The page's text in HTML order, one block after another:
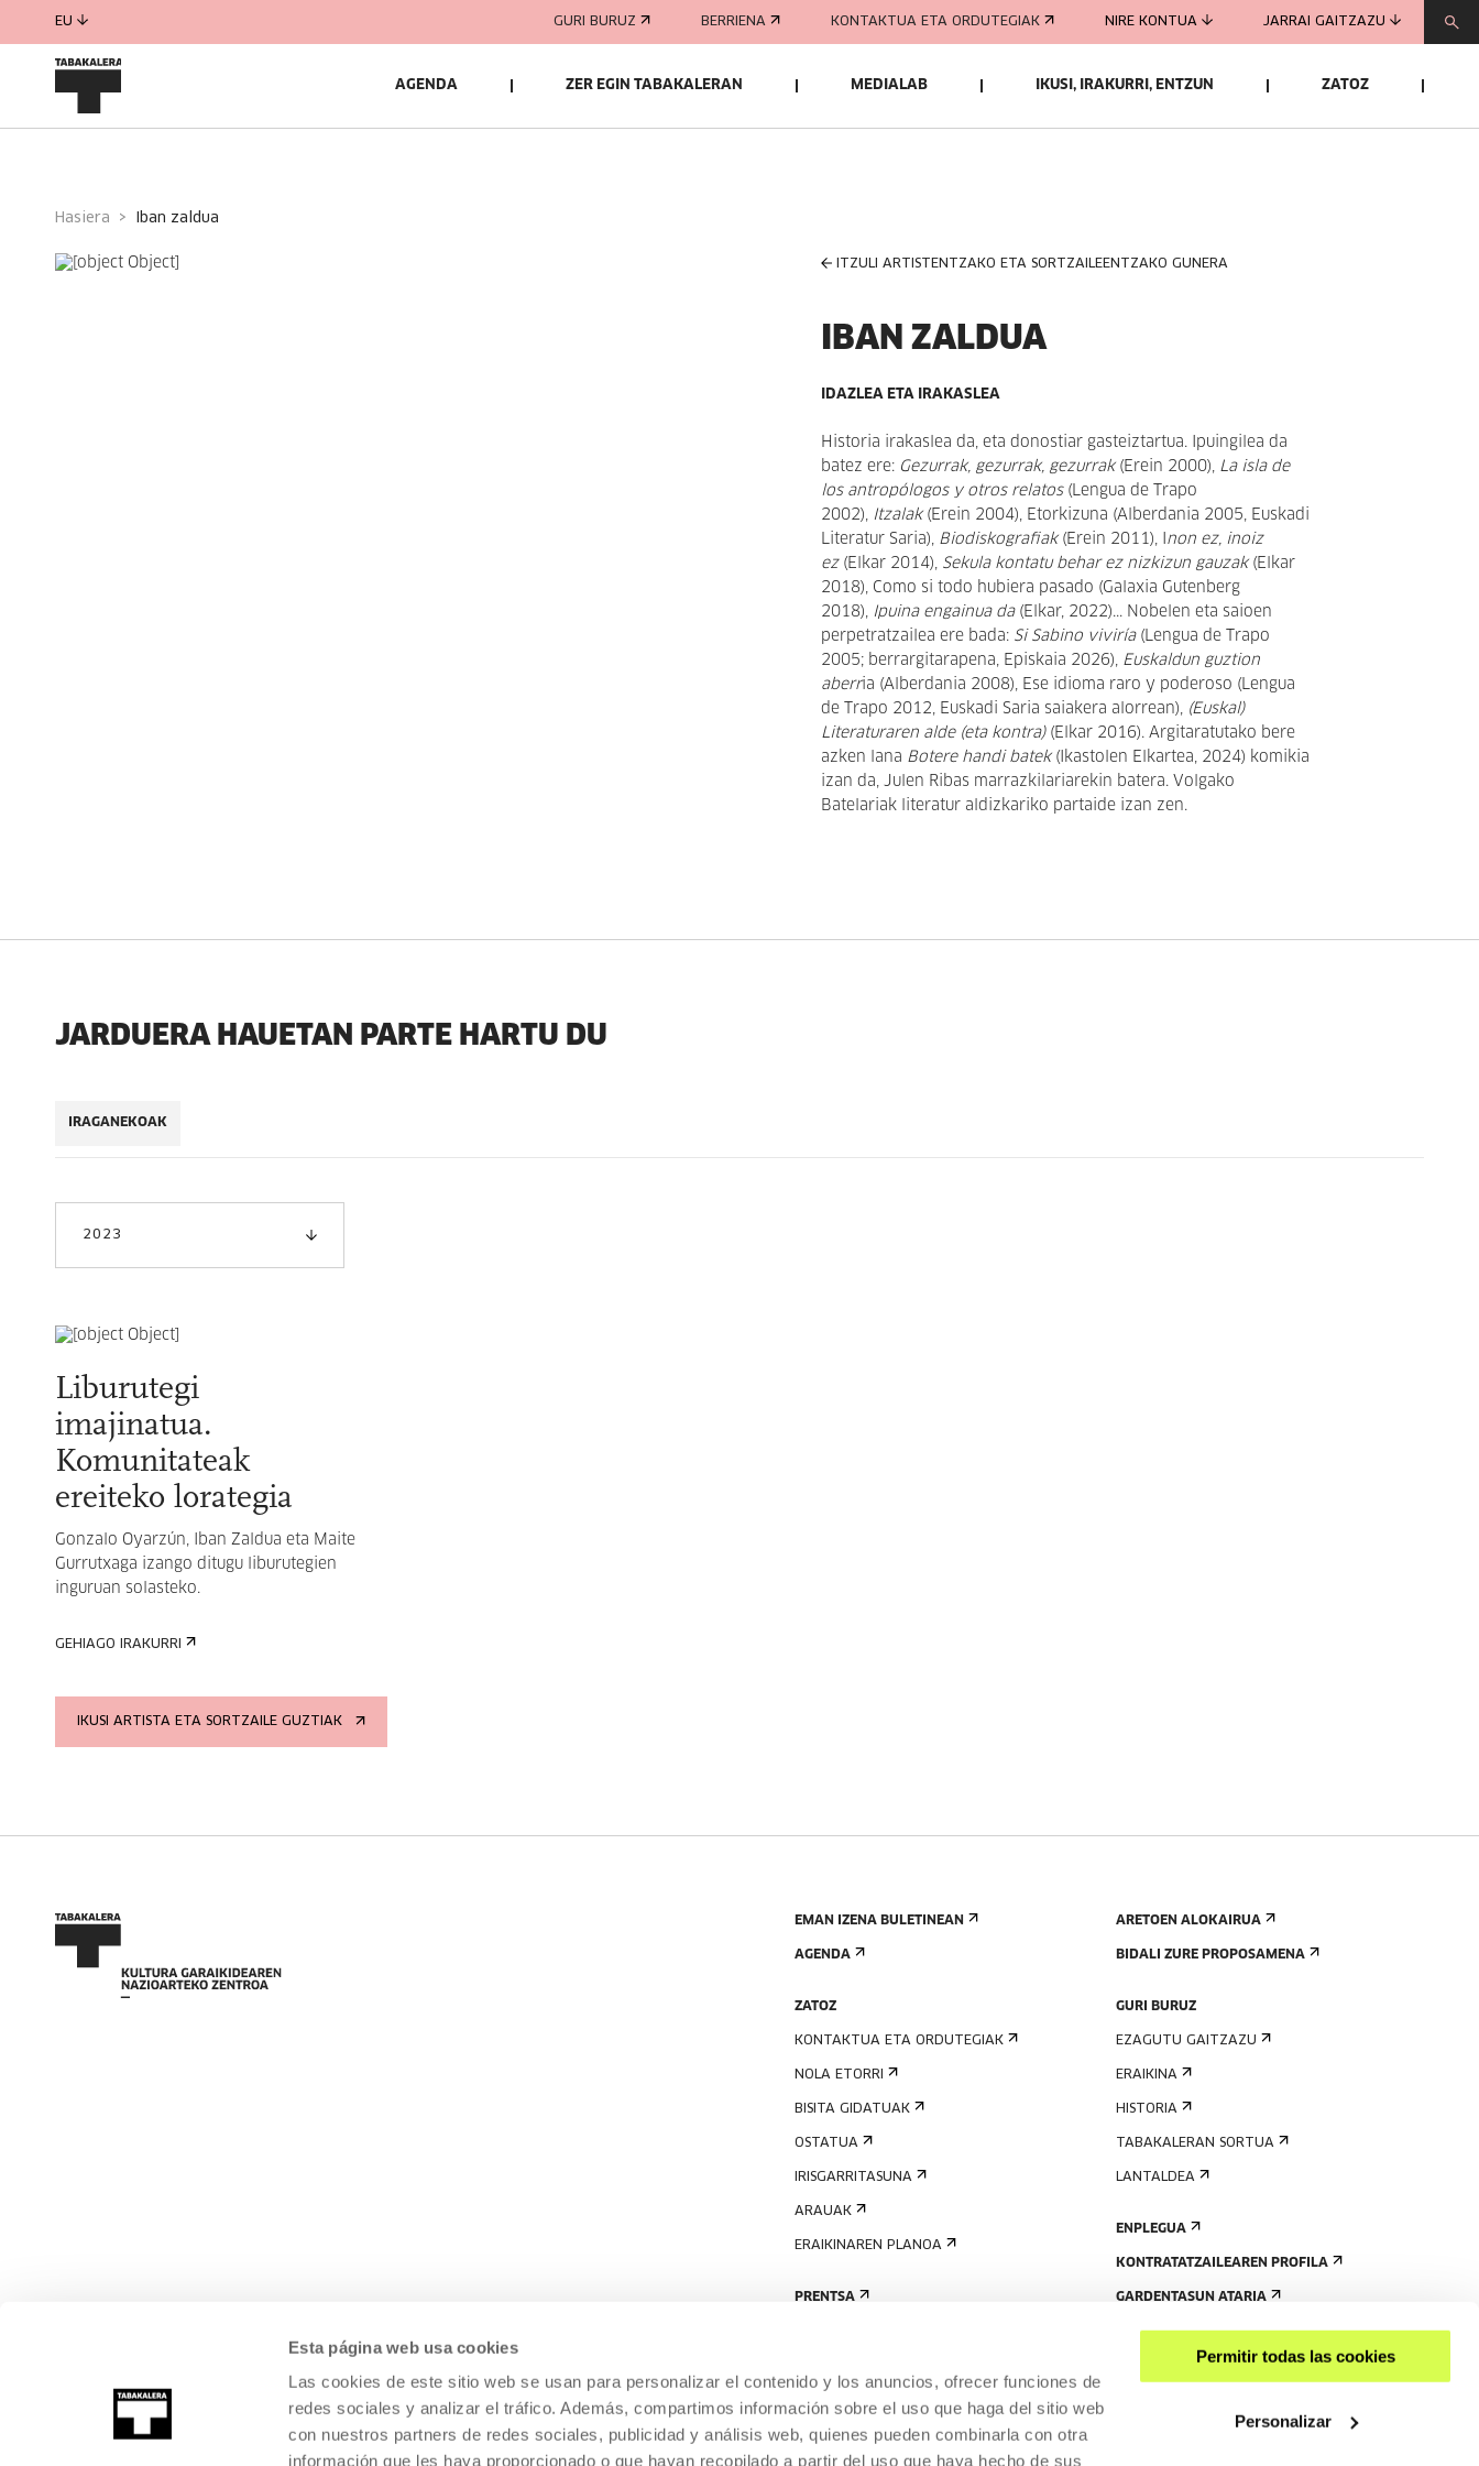
Esta página web usa cookies
Las cookies de este sitio web se usan para personalizar el contenido y los anuncios, ofrecer funciones de
redes sociales y analizar el tráfico. Además, compartimos información sobre el uso que haga del sitio web
con nuestros partners de redes sociales, publicidad y análisis web, quienes pueden combinarla con otra
información que les haya proporcionado o que hayan recopilado a partir del uso que haya hecho de sus
Permitir todas las cookies
Personalizar
EU GURI BURUZ BERRIENA KONTAKTUA ETA ORDUTEGIAK NIRE KONTUA JARRAI GAITZAZU
AGENDA ZER EGIN TABAKALERAN MEDIALAB IKUSI, IRAKURRI, ENTZUN ZATOZ
Hasiera iban zaldua
ITZULI ARTISTENTZAKO ETA SORTZAILEENTZAKO GUNERA
IBAN ZALDUA
IDAZLEA ETA IRAKASLEA
Historia irakaslea da, eta donostiar gasteiztartua. Ipuingilea da
batez ere: Gezurrak, gezurrak, gezurrak(Erein 2000), La isla de
los antropólogos y otros relatos(Lengua de Trapo
2002), Itzalak (Erein 2004), Etorkizuna (Alberdania 2005, Euskadi
Literatur Saria), Biodiskografiak (Erein 2011), I non ez, inoiz
ez(Elkar 2014), Sekula kontatu behar ez nizkizun gauzak(Elkar
2018), Como si todo hubiera pasado (Galaxia Gutenberg
2018), Ipuina engainua da (Elkar, 2022)... Nobelen eta saioen
perpetratzailea ere bada: Si Sabino viviría(Lengua de Trapo
2005; berrargitarapena, Episkaia 2026), Euskaldun guztion
aberria (Alberdania 2008), Ese idioma raro y poderoso (Lengua
de Trapo 2012, Euskadi Saria saiakera alorrean), (Euskal)
Literaturaren alde (eta kontra)(Elkar 2016). Argitaratutako bere
azken lana Botere handi batek(Ikastolen Elkartea, 2024) komikia
izan da, Julen Ribas marrazkilariarekin batera. Volgako
Batelariak literatur aldizkariko partaide izan zen.
JARDUERA HAUETAN PARTE HARTU DU
IRAGANEKOAK
2023
Liburutegi
imajinatua.
Komunitateak
ereiteko lorategia
Gonzalo Oyarzún, Iban Zaldua eta Maite
Gurrutxaga izango ditugu liburutegien
inguruan solasteko.
GEHIAGO IRAKURRI
IKUSI ARTISTA ETA SORTZAILE GUZTIAK
EMAN IZENA BULETINEAN
AGENDA
ZATOZ
KONTAKTUA ETA ORDUTEGIAK
NOLA ETORRI
BISITA GIDATUAK
OSTATUA
IRISGARRITASUNA
ARAUAK
ERAIKINAREN PLANOA
PRENTSA
ARETOEN ALOKAIRUA
BIDALI ZURE PROPOSAMENA
GURI BURUZ
EZAGUTU GAITZAZU
ERAIKINA
HISTORIA
TABAKALERAN SORTUA
LANTALDEA
ENPLEGUA
KONTRATATZAILEAREN PROFILA
GARDENTASUN ATARIA